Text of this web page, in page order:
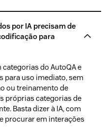
por IA precisam de
para
categorias do AutoQA e
para uso imediato, sem
ou treinamento de
próprias categorias de
Basta dizer à IA, com
procurar em interações